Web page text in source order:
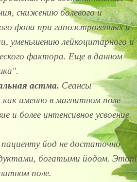
снижению болевого и
фона при гипоэстрогенных и
уменьшению лейкоцитарного и
фактора. Еще в данном
астма. Сеансы
именно в магнитном поле
и более интенсивное усвоение
йод не достаточно
богатыми йодом. Этот
поле.